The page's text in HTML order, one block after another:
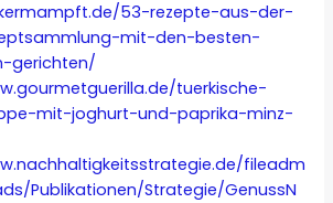
53-rezepte-aus-der-
mit-den-besten-
gerichten/
tuerkische-
mit-joghurt-und-paprika-minz-
fileadm
Publikationen/Strategie/GenussN